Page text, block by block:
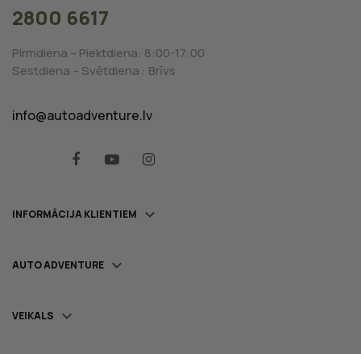
2800 6617
Pirmdiena – Piektdiena: 8:00-17:00
Sestdiena – Svētdiena : Brīvs
info@autoadventure.lv
INFORMĀCIJA KLIENTIEM 
AUTO ADVENTURE 
VEIKALS 
FacebookYouTube